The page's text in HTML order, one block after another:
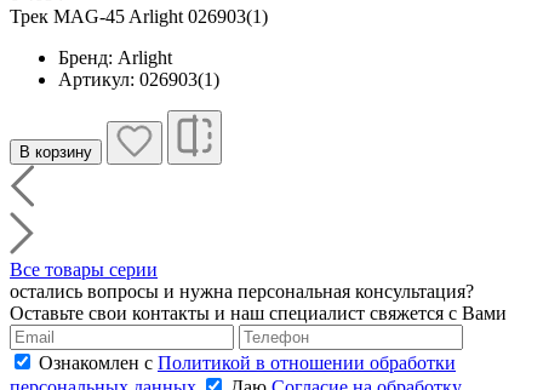
Трек MAG-45 Arlight 026903(1)
Бренд: Arlight
Артикул: 026903(1)
В корзину
Все товары серии
остались вопросы и нужна персональная консультация?
Оставьте свои контакты и наш специалист свяжется с Вами
Ознакомлен с Политикой в отношении обработки